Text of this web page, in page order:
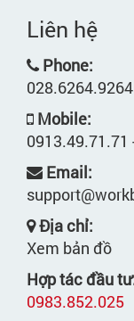
Liên hệ
Phone:
Mobile:
0913.49.71.71
Email:
Địa chỉ:
Xem bản đồ
Hợp tác đầu
0983.852.025